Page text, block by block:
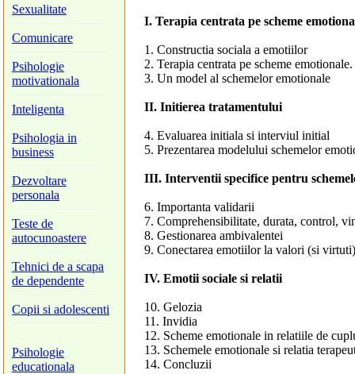
Sexualitate
Comunicare
Psihologie
motivationala
Inteligenta
Psihologia in
business
Dezvoltare
personala
Teste de
autocunoastere
Tehnici de a scapa
de dependente
Copii si adolescenti
Psihologie
educationala
I. Terapia centrata pe scheme
1. Constructia sociala a emotiilor
2. Terapia centrata pe scheme
3. Un model al schemelor emotionale
II. Initierea tratamentului
4. Evaluarea initiala si interviul initial
5. Prezentarea modelului schemelor
III. Interventii specifice pentru
6. Importanta validarii
7. Comprehensibilitate, durata, control,
8. Gestionarea ambivalentei
9. Conectarea emotiilor la valori (si virtuti)
IV. Emotii sociale si relatii
10. Gelozia
11. Invidia
12. Scheme emotionale in relatiile de
13. Schemele emotionale si relatia
14. Concluzii